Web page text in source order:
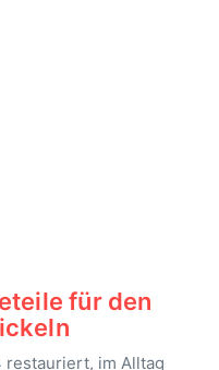
für den
restauriert, im Alltag